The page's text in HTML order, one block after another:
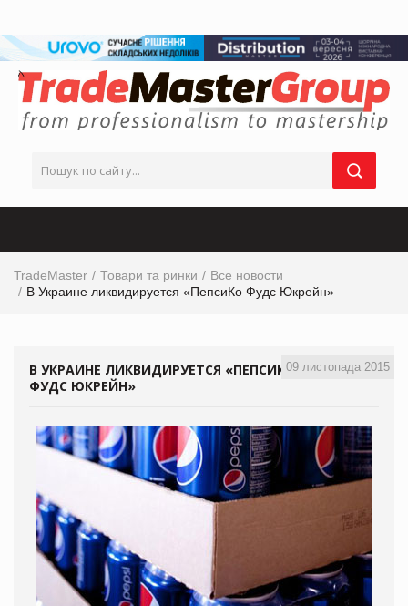
TradeMaster Товари та ринки
Все новости
В Украине ликвидируется «ПепсиКо Фудс Юкрейн»
09 листопада 2015
В УКРАИНЕ ЛИКВИДИРУЕТСЯ «ПЕПСИКО
ФУДС ЮКРЕЙН»